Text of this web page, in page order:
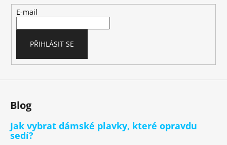
E-mail
PŘIHLÁSIT SE
Blog
Jak vybrat dámské plavky, které opravdu
sedí?